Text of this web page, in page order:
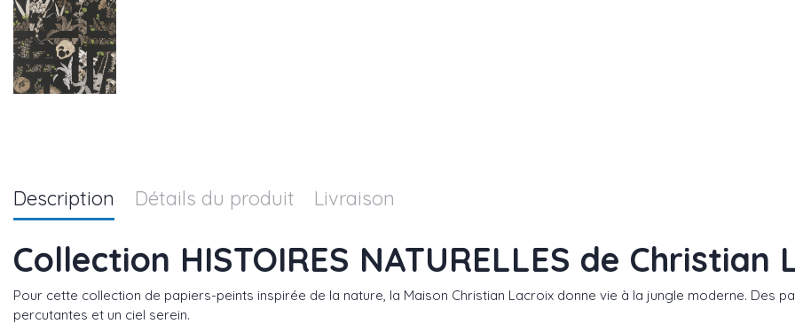
Description Détails du produit Livraison
Collection HISTOIRES NATURELLES de Christian
Pour cette collection de papiers-peints inspirée de la nature, la Maison Christian Lacroix donne vie à la jungle moderne. Des
percutantes et un ciel serein.